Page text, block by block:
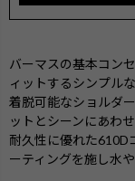
バーマスの基本コン
ィットするシンプル
着脱可能なショルダ
ットとシーンにあわ
耐久性に優れた610D
ーティングを施し水